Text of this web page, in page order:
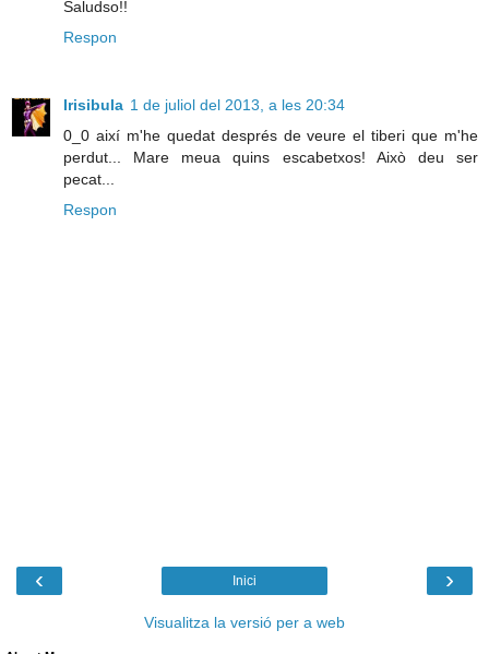
Saludso!!
Respon
Irisibula 1 de juliol del 2013, a les 20:34
0_0 així m'he quedat després de veure el tiberi que m'he
perdut... Mare meua quins escabetxos! Això deu ser
pecat...
Respon
‹ ›
Inici
Visualitza la versió per a web